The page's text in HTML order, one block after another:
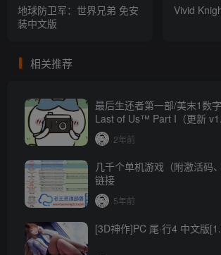
地球防卫军：世界兄弟 免安
装中文版
Vivid
相关推荐
最后生还者第一部/美末1数
Last of Us™ Part I（更新
2年前
几千个单机游戏（附激活码
链接
5年前
[3D神作]PC 尾·行4 中文版